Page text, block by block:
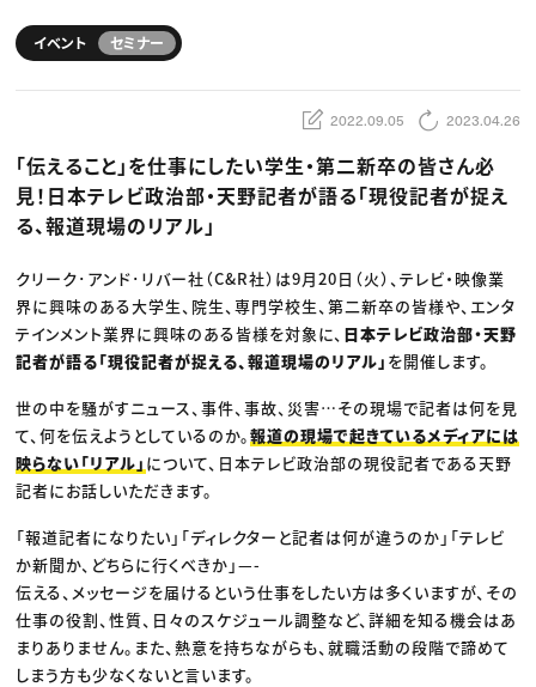
スキルアップしたい！
デザイン
編集・ライティング
マーケティング
ディレクション
業界解説・キャリア事情
お役立ち基礎知識
TOP Creator’s コラム
Webクリエイター
アプリクリエイター
ゲームクリエイター
映像クリエイター
マーケッター
C＆R Magazine
セミナー
ニュース・トレンド
Web
映像
ゲーム・エンタメ
広告
出版
CREATIVE VILLAGEからのお知らせ
プロフェッショナル×つながる×メディア
イベント セミナー
2022.09.05 2023.04.26
「伝えること」を仕事にしたい学生・第二新卒の皆さん必
見！日本テレビ政治部・天野記者が語る「現役記者が捉え
る、報道現場のリアル」
クリーク･アンド･リバー社（C&R社）は9月20日（火）、テレビ・映像業
界に興味のある大学生、院生、専門学校生、第二新卒の皆様や、エンタ
テインメント業界に興味のある皆様を対象に、 日本テレビ政治部・天野
記者が語る「現役記者が捉える、報道現場のリアル」 を開催します。
世の中を騒がすニュース、事件、事故、災害…その現場で記者は何を見
て、何を伝えようとしているのか。報道の現場で起きているメディアには
映らない「リアル」 について、日本テレビ政治部の現役記者である天野
記者にお話しいただきます。
「報道記者になりたい」「ディレクターと記者は何が違うのか」「テレビ
か新聞か、どちらに行くべきか」—-
伝える、メッセージを届けるという仕事をしたい方は多くいますが、その
仕事の役割、性質、日々のスケジュール調整など、詳細を知る機会はあ
まりありません。また、熱意を持ちながらも、就職活動の段階で諦めて
しまう方も少なくないと言います。